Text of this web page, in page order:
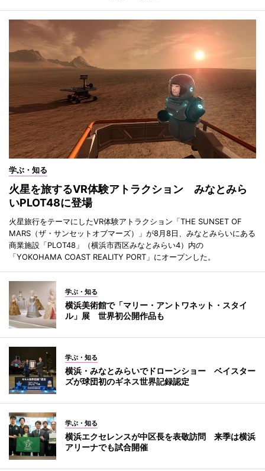
学ぶ・知る
火星を旅するVR体験アトラクション みなとみら
いPLOT48に登場
火星旅行をテーマにしたVR体験アトラクション「THE SUNSET OF
MARS（ザ・サンセットオブマーズ）」が8月8日、みなとみらいにある
商業施設「PLOT48」（横浜市西区みなとみらい4）内の
「YOKOHAMA COAST REALITY PORT」にオープンした。
学ぶ・知る
横浜美術館で「マリー・アントワネット・スタイ
ル」展 世界初公開作品も
学ぶ・知る
横浜・みなとみらいでドローンショー ベイスター
ズが球団初のギネス世界記録認定
学ぶ・知る
横浜エクセレンスが中区長を表敬訪問 来季は横浜
アリーナでも試合開催